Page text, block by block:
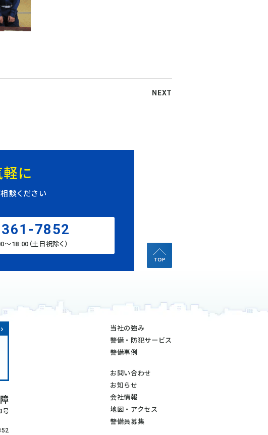
NEXT
軽に
談ください
7852
18:00（土日祝除く）
号
当社の強み
警備・防犯サービス
警備事例
お問い合わせ
お知らせ
会社情報
地図・アクセス
警備員募集